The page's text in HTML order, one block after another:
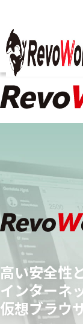
高い安全性
インターネ
仮想ブラウ